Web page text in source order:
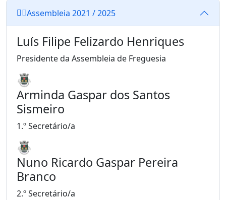
Assembleia 2021 / 2025
Luís Filipe Felizardo Henriques
Presidente da Assembleia de Freguesia
Arminda Gaspar dos Santos
Sismeiro
1.º Secretário/a
Nuno Ricardo Gaspar Pereira
Branco
2.º Secretário/a